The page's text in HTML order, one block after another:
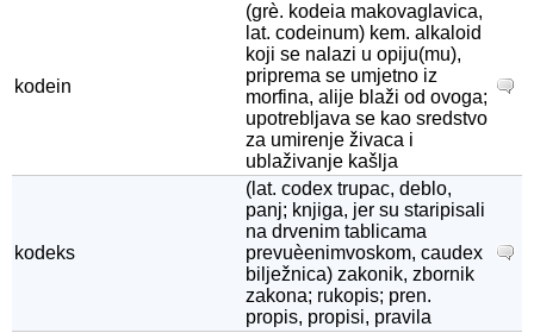
kodein
(grè. kodeia makovaglavica,
lat. codeinum) kem. alkaloid
koji se nalazi u opiju(mu),
priprema se umjetno iz
morfina, alije blaži od ovoga;
upotrebljava se kao sredstvo
za umirenje živaca i
ublaživanje kašlja
kodeks
(lat. codex trupac, deblo,
panj; knjiga, jer su staripisali
na drvenim tablicama
prevuèenimvoskom, caudex
bilježnica) zakonik, zbornik
zakona; rukopis; pren.
propis, propisi, pravila